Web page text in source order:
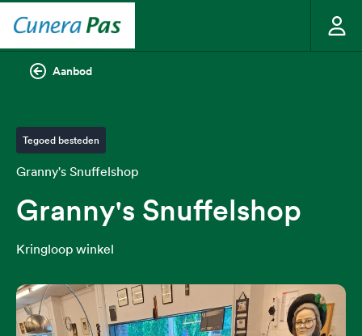
Aanbod
Tegoed besteden
Granny's Snuffelshop
Granny's Snuffelshop
Kringloop winkel